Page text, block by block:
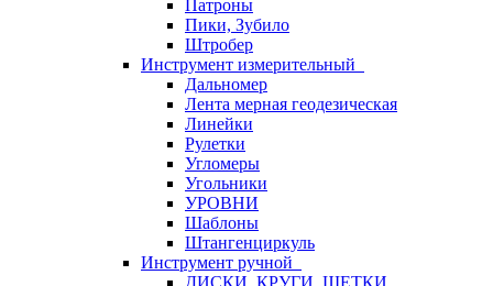
Патроны
Пики, Зубило
Штробер
Инструмент измерительный
Дальномер
Лента мерная геодезическая
Линейки
Рулетки
Угломеры
Угольники
УРОВНИ
Шаблоны
Штангенциркуль
Инструмент ручной
ДИСКИ, КРУГИ, ЩЕТКИ